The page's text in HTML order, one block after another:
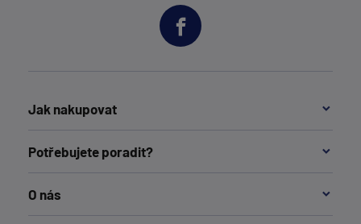
Jak nakupovat
Potřebujete poradit?
O nás